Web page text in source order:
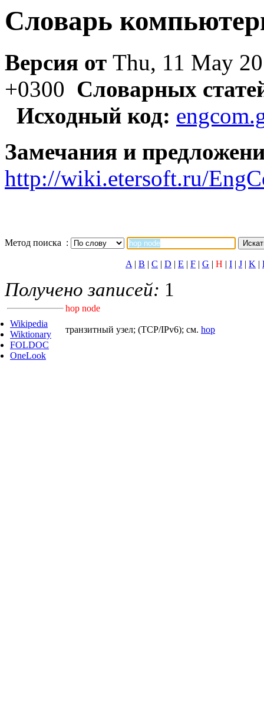
Словарь
Версия от Thu, 11 May
+0300 Словарных
Исходный код:
Замечания и
http://wiki.etersoft.ru/
Метод поиска :
A| B | C | D | E | F | G | H | I | J | K |
Получено записей: 1
Wikipedia
Wiktionary
FOLDOC
OneLook
hop node
транзитный узел; (TCP/IPv6); см. hop